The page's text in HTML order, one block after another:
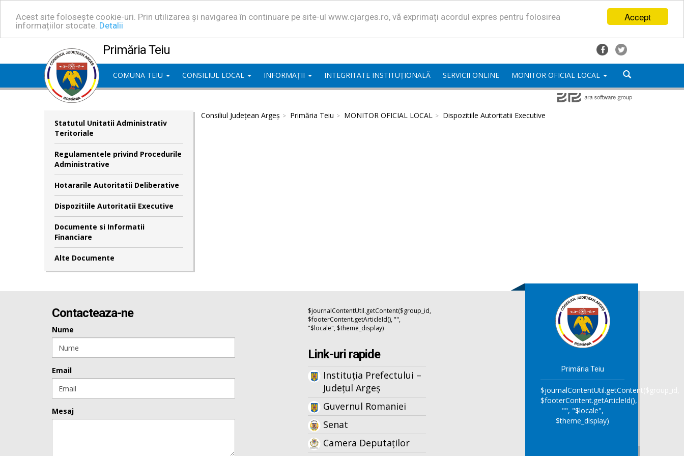
Accept
Acest site folosește cookie-uri. Prin utilizarea și navigarea în continuare pe site-ul www.cjarges.ro, vă exprimați acordul expres pentru folosirea
informațiilor stocate. Detalii
Primăria Teiu
COMUNA TEIU CONSILIUL LOCAL INFORMAȚII INTEGRITATE INSTITUȚIONALĂ SERVICII ONLINE MONITOR OFICIAL LOCAL
Statutul Unitatii Administrativ
Teritoriale
Regulamentele privind Procedurile
Administrative
Hotararile Autoritatii Deliberative
Dispozitiile Autoritatii Executive
Documente si Informatii
Financiare
Alte Documente
Consiliul Județean Argeș Primăria Teiu MONITOR OFICIAL LOCAL Dispozitiile Autoritatii Executive
Contacteaza-ne
Nume
Email
Mesaj
$journalContentUtil.getContent($group_id,
$footerContent.getArticleId(), "",
"$locale", $theme_display)
Link-uri rapide
Instituția Prefectului –
Județul Argeș
Guvernul Romaniei
Senat
Camera Deputaților
Primăria Teiu
$journalContentUtil.getContent($group_id,
$footerContent.getArticleId(),
"", "$locale",
$theme_display)